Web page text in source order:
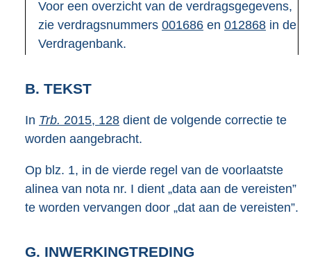
Voor een overzicht van de verdragsgegevens,
zie verdragsnummers 001686 en 012868 in de
Verdragenbank.
B. TEKST
In Trb. 2015, 128 dient de volgende correctie te
worden aangebracht.
Op blz. 1, in de vierde regel van de voorlaatste
alinea van nota nr. I dient „data aan de vereisten”
te worden vervangen door „dat aan de vereisten”.
G. INWERKINGTREDING